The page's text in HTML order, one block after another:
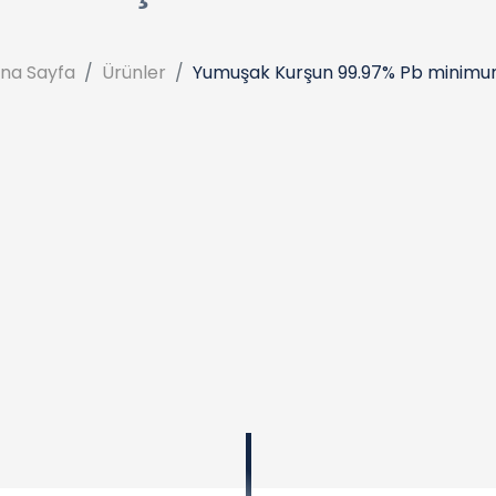
Sayfa Ürünler Yumuşak Kurşun 99.97% Pb